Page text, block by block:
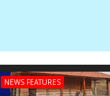
NEWS FEATURES